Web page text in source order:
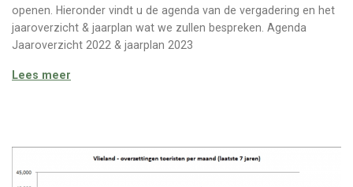
openen. Hieronder vindt u de agenda van de vergadering en het
jaaroverzicht & jaarplan wat we zullen bespreken. Agenda
Jaaroverzicht 2022 & jaarplan 2023
Lees meer